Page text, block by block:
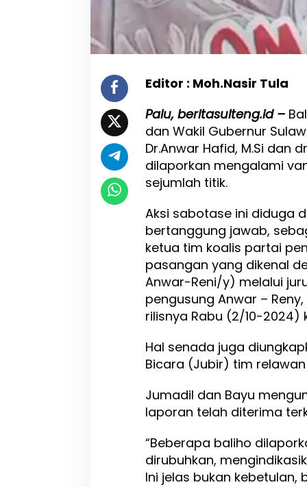
m
e
n
a
g
a
B
E
R
A
N
m
b
a
u
J
a
n
g
a
n
u
d
h
T
e
p
r
o
v
Editor : Moh.Nasir Tula
Palu, beritasulteng.id –
dan Wakil Gubernur
Dr.Anwar Hafid, M.Si dan
dilaporkan mengalami
sejumlah titik.
Aksi sabotase ini diduga
bertanggung jawab,
ketua tim koalis partai
pasangan yang dikenal
Anwar-Reni/y) melalui
pengusung Anwar –
rilisnya Rabu (2/10-2024)
Hal senada juga
Bicara (Jubir) tim relawan
Jumadil dan Bayu
laporan telah diterima
“Beberapa baliho
dirubuhkan,
Ini jelas bukan